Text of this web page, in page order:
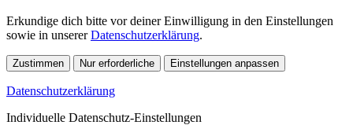
Erkundige dich bitte vor deiner Einwilligung in den Einstellungen
sowie in unsererDatenschutzerklärung.
Zustimmen Nur erforderliche Einstellungen anpassen
Datenschutzerklärung
Individuelle Datenschutz-Einstellungen